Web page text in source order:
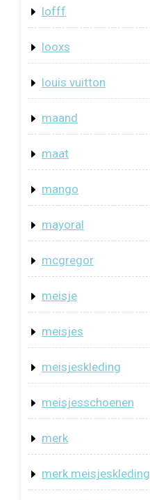
lofff
looxs
louis vuitton
maand
maat
mango
mayoral
mcgregor
meisje
meisjes
meisjeskleding
meisjesschoenen
merk
merk meisjeskleding